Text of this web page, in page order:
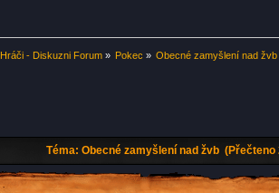
Hráči - Diskuzni Forum» Pokec » Obecné zamyšlení nad žvb
Téma: Obecné zamyšlení nad žvb (Přečteno